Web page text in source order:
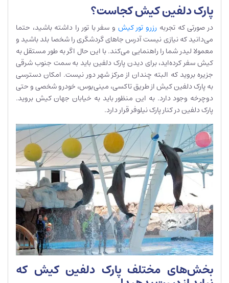
پارک دلفین کیش کجاست؟
در صورتی که تجربه رزرو تور کیش و سفر با تور را داشته باشید، حتما
می‌دانید که نیازی نیست آدرس جاهای گردشگری را شخصا بلد باشید و
معمولا لیدر شما را راهنمایی می‌کند. با این حال اگر به طور مستقل به
کیش سفر کرده‌اید، برای دیدن پارک دلفین باید به سمت جنوب شرقی
جزیره بروید که البته چندان از مرکز شهر دور نیست. امکان دسترسی
به پارک دلفین کیش از طریق تاکسی، مینی‌بوس، خودرو شخصی و حتی
دوچرخه وجود دارد. به این منظور باید به خیابان جهان کیش بروید.
پارک دلفین در کنار پارک نیلوفر قرار دارد.
بخش‌های مختلف پارک دلفین کیش که